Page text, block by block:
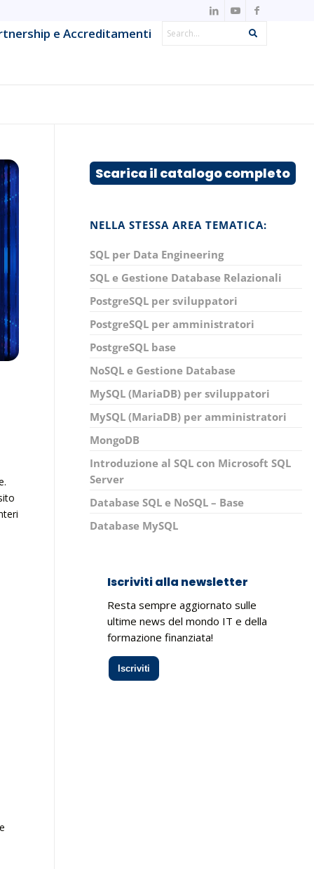
Project & IT Service Management
e Accreditamenti
Scarica il catalogo completo
NELLA STESSA AREA TEMATICA:
SQL per Data Engineering
SQL e Gestione Database Relazionali
PostgreSQL per sviluppatori
PostgreSQL per amministratori
PostgreSQL base
NoSQL e Gestione Database
MySQL (MariaDB) per sviluppatori
MySQL (MariaDB) per amministratori
MongoDB
Introduzione al SQL con Microsoft SQL
Server
Database SQL e NoSQL – Base
Database MySQL
Iscriviti alla newsletter
Resta sempre aggiornato sulle
ultime news del mondo IT e della
formazione finanziata!
Iscriviti